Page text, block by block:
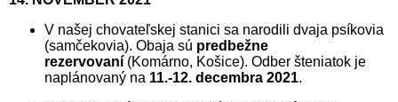
V našej chovateľskej stanici sa narodili dvaja psíkovia
(samčekovia). Obaja sú predbežne
rezervovaní (Komárno, Košice). Odber šteniatok je
naplánovaný na 11.-12. decembra 2021.